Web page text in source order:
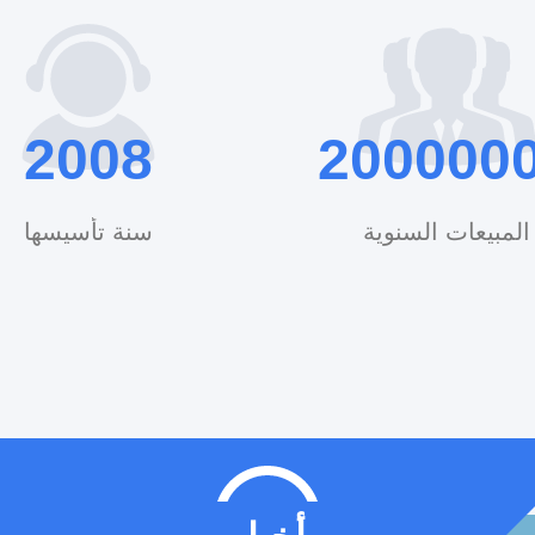
الدولية.
المبيعات السنوية
2008
سنة تأسيسها